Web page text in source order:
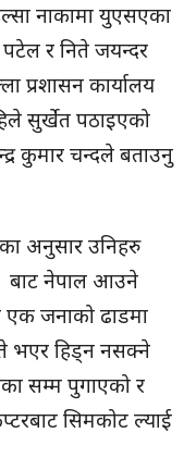
नाकामा युएसएका
र निते जयन्दर
प्रशासन कार्यालय
सुर्खेत पठाइएको
कुमार चन्दले बताउनु
अनुसार उनिहरु
बाट नेपाल आउने
एक जनाको ढाडमा
भएर हिड्न नसक्ने
सम्म पुगाएको र
सिमकोट ल्याई